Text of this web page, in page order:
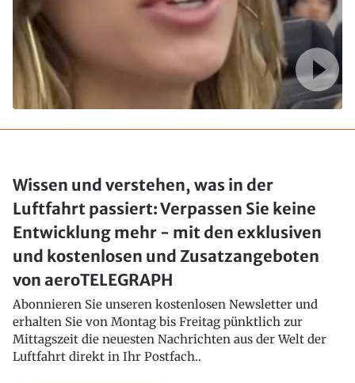
Wissen und verstehen, was in der
Luftfahrt passiert: Verpassen Sie keine
Entwicklung mehr - mit den exklusiven
und kostenlosen und Zusatzangeboten
von aeroTELEGRAPH
Abonnieren Sie unseren kostenlosen Newsletter und
erhalten Sie von Montag bis Freitag pünktlich zur
Mittagszeit die neuesten Nachrichten aus der Welt der
Luftfahrt direkt in Ihr Postfach..